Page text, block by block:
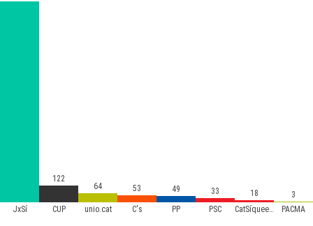
JxSí CUP unio.cat C's PP PSC CatSíqueesPot PACMA
122
64 53 49 33 18 3